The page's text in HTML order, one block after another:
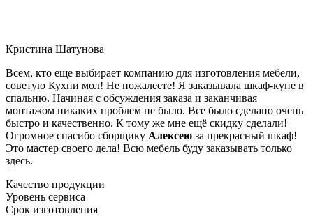
Кристина Шатунова
Всем, кто еще выбирает компанию для изготовления мебели,
советую Кухни мол! Не пожалеете! Я заказывала шкаф-купе в
спальню. Начиная с обсуждения заказа и заканчивая
монтажом никаких проблем не было. Все было сделано очень
быстро и качественно. К тому же мне ещё скидку сделали!
Огромное спасибо сборщику Алексею за прекрасный шкаф!
Это мастер своего дела! Всю мебель буду заказывать только
здесь.
Качество продукции
Уровень сервиса
Срок изготовления